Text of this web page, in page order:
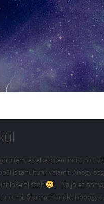
és elkezdtem írni a hírt,
is tanultunk valamit. Ahogy
ról szólt
… Na jó ez
mi, Starcraft fanok), hooogy